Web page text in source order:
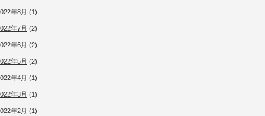
年8月 (1)
年7月 (2)
年6月 (2)
年5月 (2)
年4月 (1)
年3月 (1)
年2月 (1)